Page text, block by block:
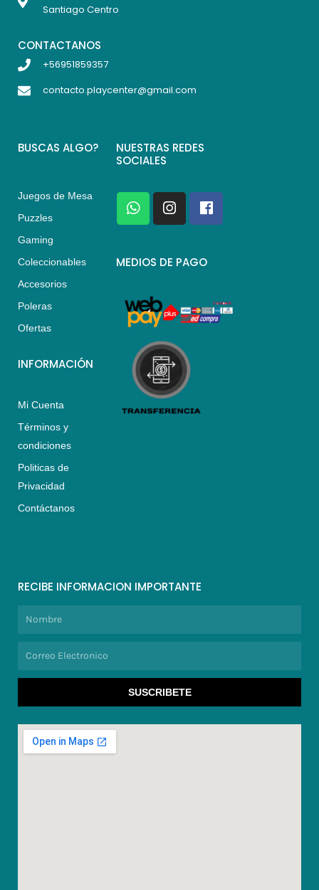
Santiago Centro
CONTACTANOS
+56951859357
contacto.playcenter@gmail.com
BUSCAS ALGO?
Juegos de Mesa
Puzzles
Gaming
Coleccionables
Accesorios
Poleras
Ofertas
INFORMACIÓN
Mi Cuenta
Términos y
condiciones
Politicas de
Privacidad
Contáctanos
NUESTRAS REDES
SOCIALES
W
h
a
s
p
I
n
s
a
a
m
F
a
c
b
k
MEDIOS DE PAGO
RECIBE INFORMACION IMPORTANTE
SUSCRIBETE